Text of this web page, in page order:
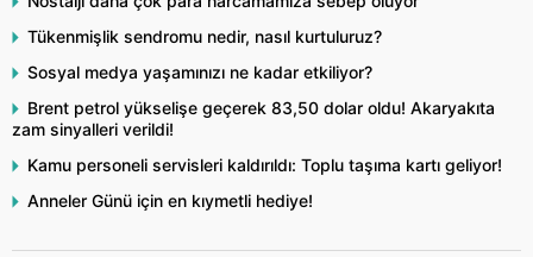
Tükenmişlik sendromu nedir, nasıl kurtuluruz?
Sosyal medya yaşamınızı ne kadar etkiliyor?
Brent petrol yükselişe geçerek 83,50 dolar oldu! Akaryakıta
zam sinyalleri verildi!
Kamu personeli servisleri kaldırıldı: Toplu taşıma kartı geliyor!
Anneler Günü için en kıymetli hediye!